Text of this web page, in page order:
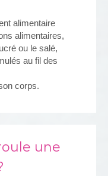
alimentaire
alimentaires,
ou le salé,
au fil des
corps.
une